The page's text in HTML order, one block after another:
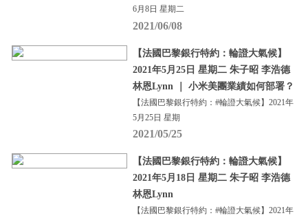
6月8日 星期二
2021/06/08
【法國巴黎銀行特約：輪證大氣候】
2021年5月25日 星期二 朱子昭 李浩德
林恩Lynn ｜ 小米美團業績如何部署？
【法國巴黎銀行特約：#輪證大氣候】2021年
5月25日 星期
2021/05/25
【法國巴黎銀行特約：輪證大氣候】
2021年5月18日 星期二 朱子昭 李浩德
林恩Lynn
【法國巴黎銀行特約：#輪證大氣候】2021年